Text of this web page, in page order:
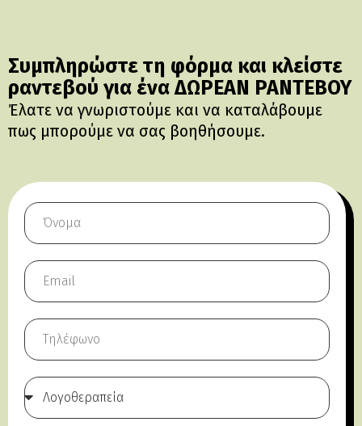
Συμπληρώστε τη φόρμα και κλείστε
ραντεβού για ένα ΔΩΡΕΑΝ ΡΑΝΤΕΒΟΥ
Έλατε να γνωριστούμε και να καταλάβουμε
πως μπορούμε να σας βοηθήσουμε.